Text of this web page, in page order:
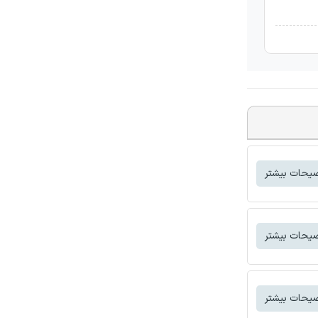
بیشتر
بیشتر
بیشتر